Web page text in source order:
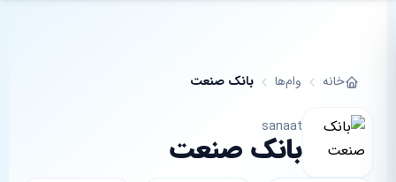
خانه وام‌ها بانک صنعت
sanaat
بانک صنعت